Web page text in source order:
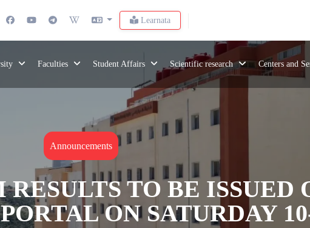
Learnata
Faculties Student Affairs Scientific research Centers and
Announcements
RESULTS TO BE ISSUED
ON SATURDAY